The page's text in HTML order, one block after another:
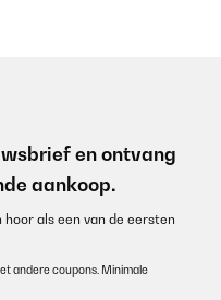
en ontvang
aankoop.
als een van de eersten
andere coupons. Minimale